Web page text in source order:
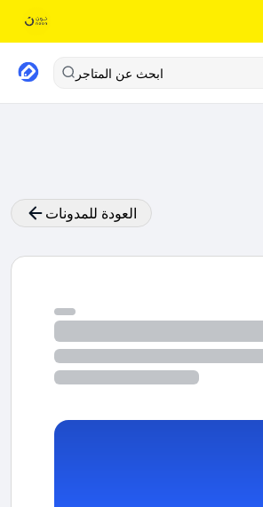
ابحث عن المتاجر
العودة للمدونات